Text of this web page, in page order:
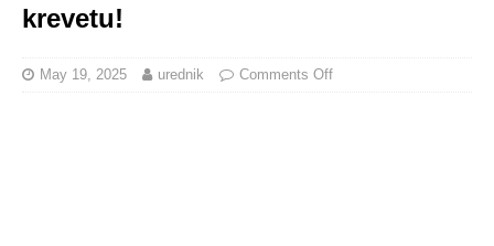
krevetu!
May 19, 2025 urednik Comments Off